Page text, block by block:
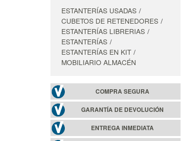
ESTANTERÍAS USADAS
CUBETOS DE RETENEDORES
ESTANTERÍAS LIBRERIAS
ESTANTERÍAS
ESTANTERÍAS EN KIT
MOBILIARIO ALMACÉN
COMPRA SEGURA
GARANTÍA DE DEVOLUCIÓN
ENTREGA INMEDIATA